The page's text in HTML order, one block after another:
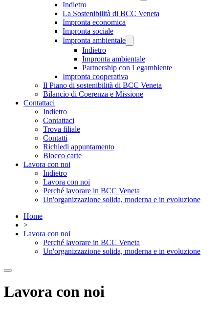
Indietro
La Sostenibilità di BCC Veneta
Impronta economica
Impronta sociale
Impronta ambientale
Indietro
Impronta ambientale
Partnership con Legambiente
Impronta cooperativa
Il Piano di sostenibilità di BCC Veneta
Bilancio di Coerenza e Missione
Contattaci
Indietro
Contattaci
Trova filiale
Contatti
Richiedi appuntamento
Blocco carte
Lavora con noi
Indietro
Lavora con noi
Perché lavorare in BCC Veneta
Un'organizzazione solida, moderna e in evoluzione
Home
>
Lavora con noi
Perché lavorare in BCC Veneta
Un'organizzazione solida, moderna e in evoluzione
Lavora con noi